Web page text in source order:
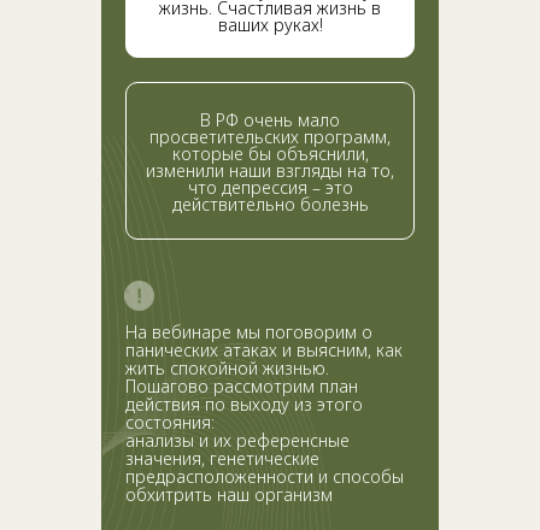
жизнь. Счастливая жизнь в
ваших руках!
В РФ очень мало
просветительских программ,
которые бы объяснили,
изменили наши взгляды на то,
что депрессия – это
действительно болезнь
На вебинаре мы поговорим о
панических атаках и выясним, как
жить спокойной жизнью.
Пошагово рассмотрим план
действия по выходу из этого
состояния:
анализы и их референсные
значения, генетические
предрасположенности и способы
обхитрить наш организм